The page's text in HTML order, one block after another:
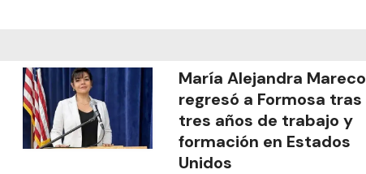
María Alejandra Mareco
regresó a Formosa tras
tres años de trabajo y
formación en Estados
Unidos